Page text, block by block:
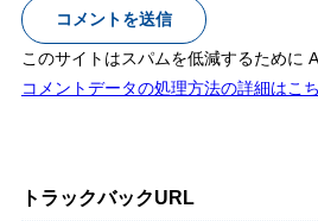
このサイトはスパムを低減するために
コメントデータの処理方法の詳細はこ
トラックバックURL